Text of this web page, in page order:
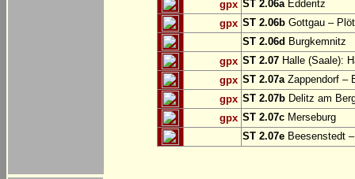
gpx ST 2.06aEdderitz
gpx ST 2.06b Gottgau –
ST 2.06d Burgkemnitz
gpx ST 2.07 Halle (Saale):
gpx ST 2.07aZappendorf –
gpx ST 2.07b Delitz am
gpx ST 2.07c Merseburg
ST 2.07e Beesenstedt